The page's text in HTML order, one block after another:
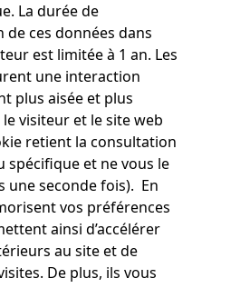
La durée de
de ces données dans
est limitée à 1 an. Les
une interaction
plus aisée et plus
visiteur et le site web
retient la consultation
spécifique et ne vous le
une seconde fois). En
vos préférences
ainsi d’accélérer
au site et de
De plus, ils vous